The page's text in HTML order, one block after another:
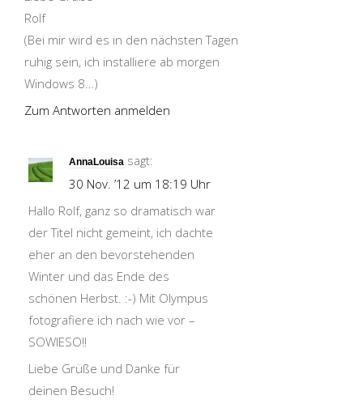
Rolf
(Bei mir wird es in den nächsten Tagen
ruhig sein, ich installiere ab morgen
Windows 8…)
Zum Antworten anmelden
AnnaLouisa sagt:
30 Nov. ’12 um 18:19 Uhr
Hallo Rolf, ganz so dramatisch war
der Titel nicht gemeint, ich dachte
eher an den bevorstehenden
Winter und das Ende des
schönen Herbst. :-) Mit Olympus
fotografiere ich nach wie vor –
SOWIESO!!
Liebe Grüße und Danke für
deinen Besuch!